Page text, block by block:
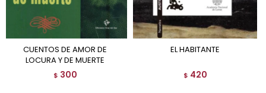
CUENTOS DE AMOR DE
LOCURA Y DE MUERTE
$ 300
EL HABITANTE
$ 420